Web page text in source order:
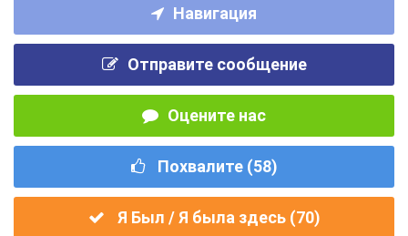
Навигация
Отправите сообщение
Оцените нас
Похвалите (58)
Я Был / Я была здесь (70)